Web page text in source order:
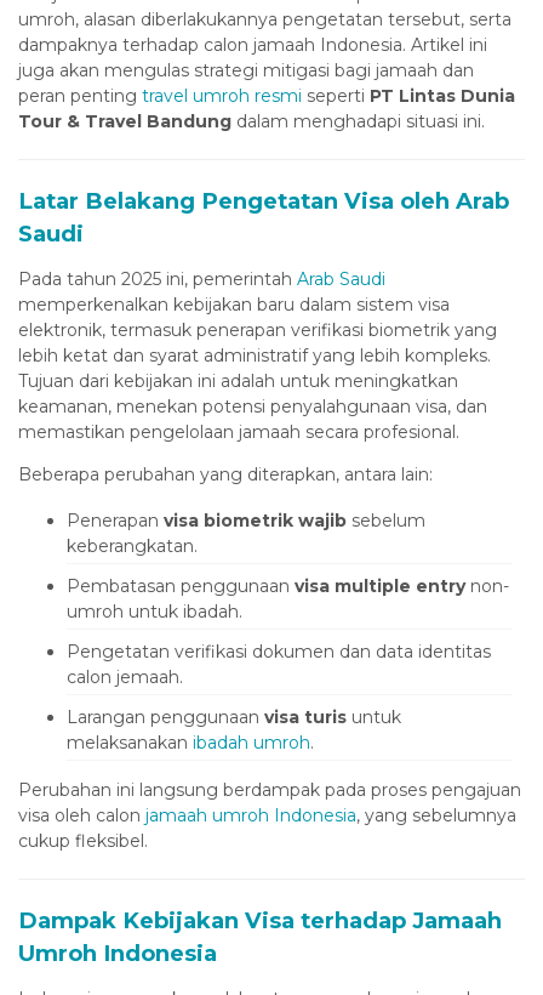
panel
panel
panel
panel
panel
Panel
oku
Panel
panel
Oku
panel
panel
umroh, alasan diberlakukannya pengetatan tersebut, serta
dampaknya terhadap calon jamaah Indonesia. Artikel ini
juga akan mengulas strategi mitigasi bagi jamaah dan
peran penting travel umroh resmi seperti PT Lintas Dunia
Tour & Travel Bandung dalam menghadapi situasi ini.
Latar Belakang Pengetatan Visa oleh Arab
Saudi
Pada tahun 2025 ini, pemerintah Arab Saudi
memperkenalkan kebijakan baru dalam sistem visa
elektronik, termasuk penerapan verifikasi biometrik yang
lebih ketat dan syarat administratif yang lebih kompleks.
Tujuan dari kebijakan ini adalah untuk meningkatkan
keamanan, menekan potensi penyalahgunaan visa, dan
memastikan pengelolaan jamaah secara profesional.
Beberapa perubahan yang diterapkan, antara lain:
Penerapan visa biometrik wajib sebelum
keberangkatan.
Pembatasan penggunaan visa multiple entrynon-
umroh untuk ibadah.
Pengetatan verifikasi dokumen dan data identitas
calon jemaah.
Larangan penggunaan visa turis untuk
melaksanakan ibadah umroh.
Perubahan ini langsung berdampak pada proses pengajuan
visa oleh calon jamaah umroh Indonesia, yang sebelumnya
cukup fleksibel.
Dampak Kebijakan Visa terhadap Jamaah
Umroh Indonesia